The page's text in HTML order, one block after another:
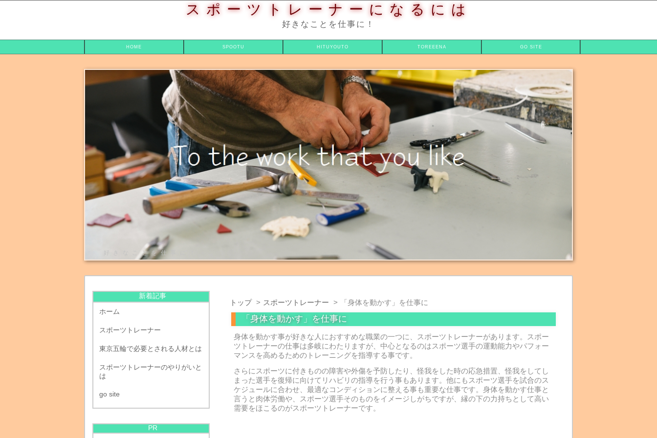
スポーツトレーナーになるには
好きなことを仕事に！
HOME SPOOTU HITUYOUTO TOREEENA GO SITE
好きなことを仕事に！
トップ スポーツトレーナー 「身体を動かす」を仕事に
「身体を動かす」を仕事に
身体を動かす事が好きな人におすすめな職業の一つに、スポーツトレーナーがあります。スポー
ツトレーナーの仕事は多岐にわたりますが、中心となるのはスポーツ選手の運動能力やパフォー
マンスを高めるためのトレーニングを指導する事です。
さらにスポーツに付きものの障害や外傷を予防したり、怪我をした時の応急措置、怪我をしてし
まった選手を復帰に向けてリハビリの指導を行う事もあります。他にもスポーツ選手を試合のス
ケジュールに合わせ、最適なコンディションに整える事も重要な仕事です。身体を動かす仕事と
言うと肉体労働や、スポーツ選手そのものをイメージしがちですが、縁の下の力持ちとして高い
需要をほこるのがスポーツトレーナーです。
新着記事
ホーム
スポーツトレーナー
東京五輪で必要とされる人材とは
スポーツトレーナーのやりがいと
は
go site
PR